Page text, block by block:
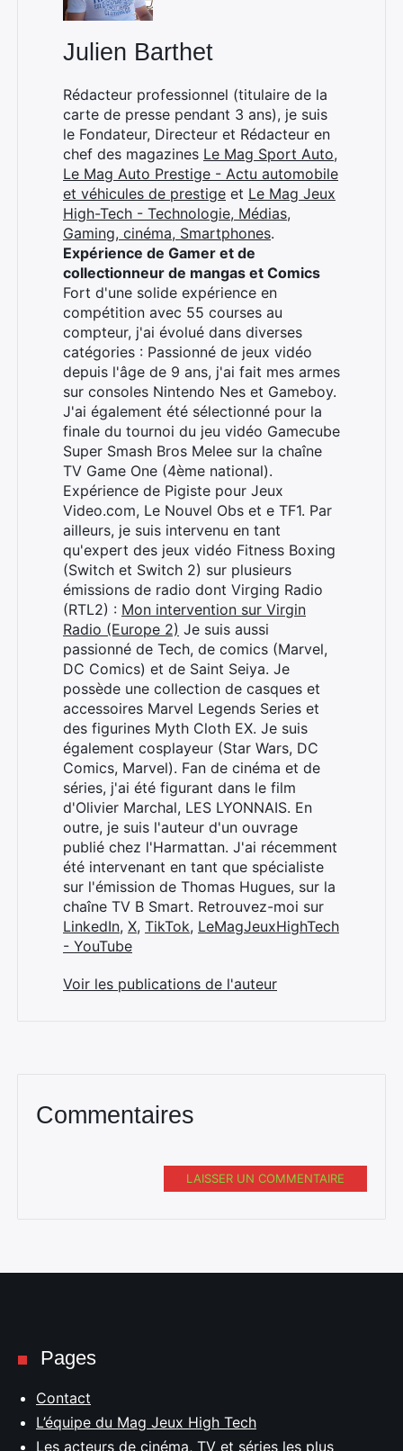
Julien Barthet
Rédacteur professionnel (titulaire de la
carte de presse pendant 3 ans), je suis
le Fondateur, Directeur et Rédacteur en
chef des magazines Le Mag Sport Auto,
Le Mag Auto Prestige - Actu automobile
et véhicules de prestige et Le Mag Jeux
High-Tech - Technologie, Médias,
Gaming, cinéma, Smartphones.
Expérience de Gamer et de
collectionneur de mangas et Comics
Fort d'une solide expérience en
compétition avec 55 courses au
compteur, j'ai évolué dans diverses
catégories : Passionné de jeux vidéo
depuis l'âge de 9 ans, j'ai fait mes armes
sur consoles Nintendo Nes et Gameboy.
J'ai également été sélectionné pour la
finale du tournoi du jeu vidéo Gamecube
Super Smash Bros Melee sur la chaîne
TV Game One (4ème national).
Expérience de Pigiste pour Jeux
Video.com, Le Nouvel Obs et e TF1. Par
ailleurs, je suis intervenu en tant
qu'expert des jeux vidéo Fitness Boxing
(Switch et Switch 2) sur plusieurs
émissions de radio dont Virging Radio
(RTL2) : Mon intervention sur Virgin
Radio (Europe 2) Je suis aussi
passionné de Tech, de comics (Marvel,
DC Comics) et de Saint Seiya. Je
possède une collection de casques et
accessoires Marvel Legends Series et
des figurines Myth Cloth EX. Je suis
également cosplayeur (Star Wars, DC
Comics, Marvel). Fan de cinéma et de
séries, j'ai été figurant dans le film
d'Olivier Marchal, LES LYONNAIS. En
outre, je suis l'auteur d'un ouvrage
publié chez l'Harmattan. J'ai récemment
été intervenant en tant que spécialiste
sur l'émission de Thomas Hugues, sur la
chaîne TV B Smart. Retrouvez-moi sur
LinkedIn, X, TikTok, LeMagJeuxHighTech
- YouTube
Voir les publications de l'auteur
Commentaires
LAISSER UN COMMENTAIRE
Pages
Contact
L’équipe du Mag Jeux High Tech
Les acteurs de cinéma, TV et séries les plus
Rechercher
: